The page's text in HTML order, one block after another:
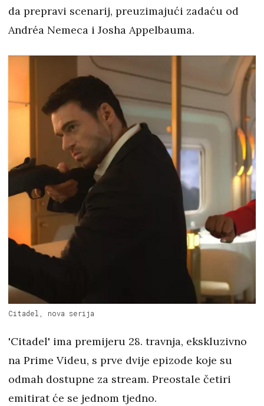
da prepravi scenarij, preuzimajući zadaću od
Andréa Nemeca i Josha Appelbauma.
Citadel, nova serija
'Citadel' ima premijeru 28. travnja, ekskluzivno
na Prime Videu, s prve dvije epizode koje su
odmah dostupne za stream. Preostale četiri
emitirat će se jednom tjedno.